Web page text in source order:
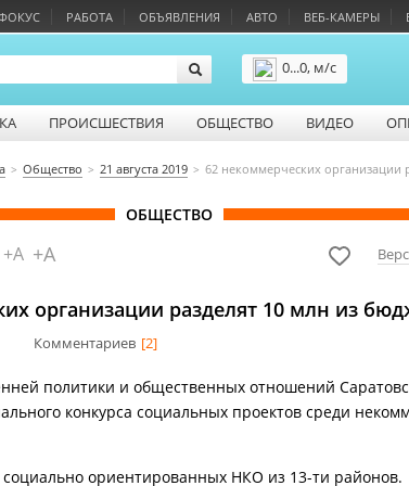
РАБОТА ОБЪЯВЛЕНИЯ АВТО ВЕБ-КАМЕРЫ
0...0, м/с
ПРОИСШЕСТВИЯ ОБЩЕСТВО ВИДЕО
Общество 21 августа 2019 62 некоммерческих организации
ОБЩЕСТВО
+A +A
организации разделят 10 млн из
Комментариев [2]
политики и общественных отношений
конкурса социальных проектов среди
социально ориентированных НКО из 13-ти районов.